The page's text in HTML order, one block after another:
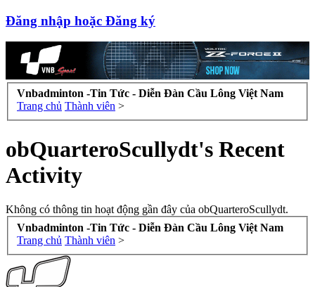
Đăng nhập hoặc Đăng ký
Vnbadminton -Tin Tức - Diễn Đàn Cầu Lông Việt Nam
Trang chủ Thành viên >
obQuarteroScullydt's Recent
Activity
Không có thông tin hoạt động gần đây của obQuarteroScullydt.
Vnbadminton -Tin Tức - Diễn Đàn Cầu Lông Việt Nam
Trang chủ Thành viên >